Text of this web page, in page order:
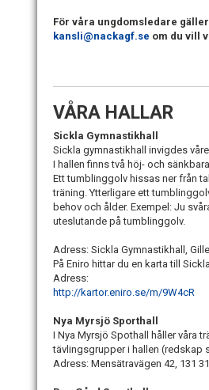
För våra ungdomsledare
kansli@nackagf.se om du vill
VÅRA HALLAR
Sickla Gymnastikhall
Sickla gymnastikhall invigdes
I hallen finns två höj- och
Ett tumblinggolv hissas ner från
träning. Ytterligare ett
behov och ålder. Exempel: Ju
uteslutande på tumblinggolv.
Adress: Sickla Gymnastikhall,
På Eniro hittar du en karta till
Adress:
http://kartor.eniro.se/m/9W4cR
Nya Myrsjö Sporthall
I Nya Myrsjö Spothall håller våra
tävlingsgrupper i hallen (redskap
Adress: Mensätravägen 42, 131